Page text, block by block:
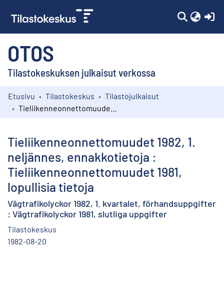
OTOS
Tilastokeskuksen julkaisut verkossa
Kokoelmat
Etusivu Tilastokeskus
Tilastojulkaisut
Tieliikenneonnettomuudet 1982, 1.
neljännes, ennakkotietoja :
Tieliikenneonnettomuudet 1981,
lopullisia tietoja
Vägtrafikolyckor 1982, 1. kvartalet, förhandsuppgifter
: Vägtrafikolyckor 1981, slutliga uppgifter
Tilastokeskus
1982-08-20